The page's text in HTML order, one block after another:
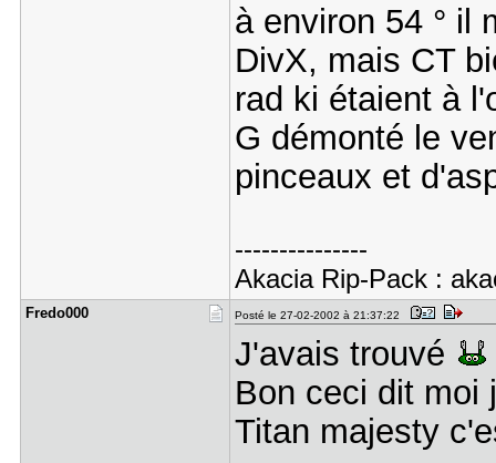
à environ 54 ° il
DivX, mais CT
rad ki étaient à
G démonté le
pinceaux et
---------------
Akacia Rip-Pack :
Fredo000 Posté le 27-02-2002 à 21:37:22
J'avais trouvé
Bon ceci dit moi
Titan majesty